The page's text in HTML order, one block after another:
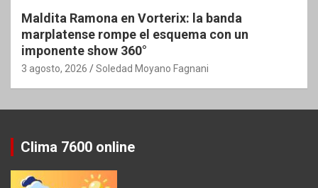
Maldita Ramona en Vorterix: la banda
marplatense rompe el esquema con un
imponente show 360°
3 agosto, 2026 Soledad Moyano Fagnani
Clima 7600 online